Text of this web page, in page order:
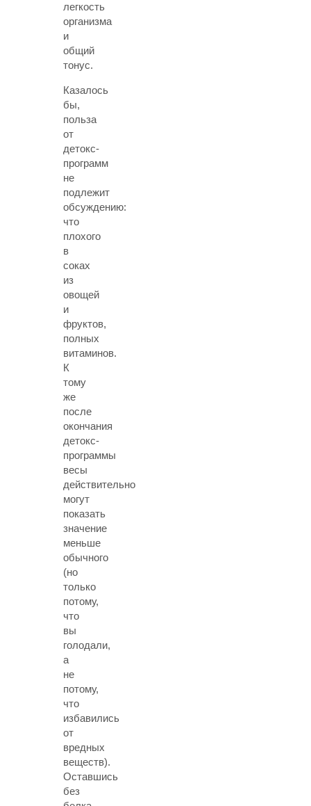
легкость
организма
и
общий
тонус.
Казалось
бы,
польза
от
детокс-
программ
не
подлежит
обсуждению:
что
плохого
в
соках
из
овощей
и
фруктов,
полных
витаминов.
К
тому
же
после
окончания
детокс-
программы
весы
действительно
могут
показать
значение
меньше
обычного
(но
только
потому,
что
вы
голодали,
а
не
потому,
что
избавились
от
вредных
веществ).
Оставшись
без